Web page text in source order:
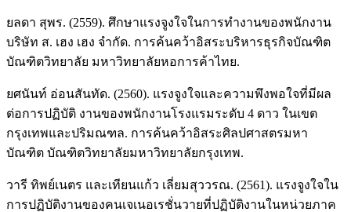
ยลดา สุพร. (2559). ศึกษาแรงจูงใจในการทำงานของพนักงาน
บริษัท ส. เฮง เฮง จำกัด. การค้นคว้าอิสระบริหารธุรกิจบัณฑิต
บัณฑิตวิทยาลัย มหาวิทยาลัยหอการค้าไทย.
ยศนันท์ อ่อนสันทัด. (2560). แรงจูงใจและความพึงพอใจที่มีผล
ต่อการปฏิบัติ งานของพนักงานโรงแรมระดับ 4 ดาว ในเขต
กรุงเทพและปริมณฑล. การค้นคว้าอิสระศิลปศาสตรมหา
บัณฑิต บัณฑิตวิทยาลัยมหาวิทยาลัยกรุงเทพ.
วารี ทิพย์เนตร และเทียนแก้ว เลี่ยมสุววรณ. (2561). แรงจูงใจใน
การปฏิบัติงานของคนเจเนอเรชั่นวายที่ปฏิบัติงานในหน่วยภาค